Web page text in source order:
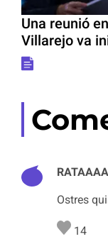
Una reunió
Villarejo va
Ostres
14